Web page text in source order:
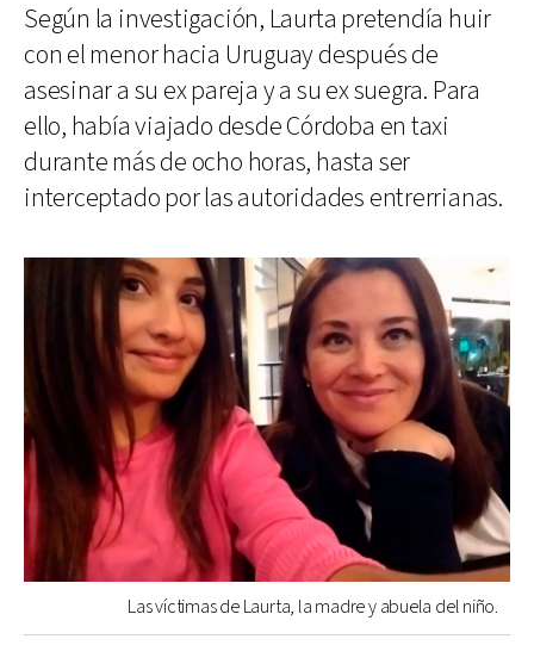
Según la investigación, Laurta pretendía huir
con el menor hacia Uruguay después de
asesinar a su ex pareja y a su ex suegra. Para
ello, había viajado desde Córdoba en taxi
durante más de ocho horas, hasta ser
interceptado por las autoridades entrerrianas.
Las víctimas de Laurta, la madre y abuela del niño.